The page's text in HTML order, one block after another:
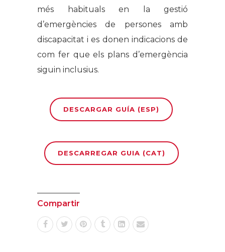
més habituals en la gestió
d’emergències de persones amb
discapacitat i es donen indicacions de
com fer que els plans d’emergència
siguin inclusius.
DESCARGAR GUÍA (ESP)
DESCARREGAR GUIA (CAT)
Compartir